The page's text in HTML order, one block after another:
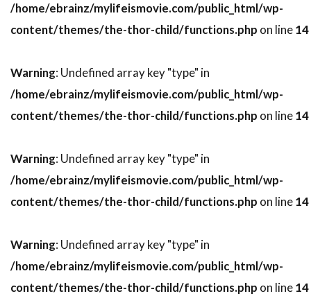
ナイジェル・ストック
ナサニエル・パーカー
ナサニエル・メカリー
ナタウット・キッティクン
ナターシャ・ワートン
ナチョ・ルイス・カピヤス
ナビル・サワラ
ナンシー・ウィルソン
ナンシー・オリバー
ニコラス・カザン
ニコラス・ケイジ
/home/ebrainz/mylifeismovie.com/public_html/wp-
content/themes/the-thor-child/functions.php on line14
Warning: Undefined array key "type" in
/home/ebrainz/mylifeismovie.com/public_html/wp-
content/themes/the-thor-child/functions.php on line14
Warning: Undefined array key "type" in
/home/ebrainz/mylifeismovie.com/public_html/wp-
content/themes/the-thor-child/functions.php on line14
Warning: Undefined array key "type" in
/home/ebrainz/mylifeismovie.com/public_html/wp-
content/themes/the-thor-child/functions.php on line14